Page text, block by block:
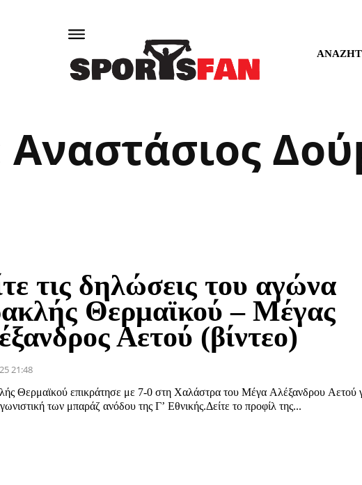
Αναστάσιος
τις δηλώσεις του αγώνα
Θερμαϊκού – Μέγας
Αετού (βίντεο)
21:48
Θερμαϊκού επικράτησε με 7-0 στη Χαλάστρα του Μέγα Αλέξανδρου Αετού
των μπαράζ ανόδου της Γ’ Εθνικής.Δείτε το προφίλ της...